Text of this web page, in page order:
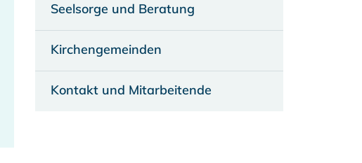
Seelsorge und Beratung
Kirchengemeinden
Kontakt und Mitarbeitende